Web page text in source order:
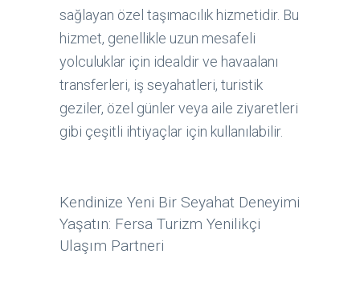
sağlayan özel taşımacılık hizmetidir. Bu
hizmet, genellikle uzun mesafeli
yolculuklar için idealdir ve havaalanı
transferleri, iş seyahatleri, turistik
geziler, özel günler veya aile ziyaretleri
gibi çeşitli ihtiyaçlar için kullanılabilir.
Kendinize Yeni Bir Seyahat Deneyimi
Yaşatın: Fersa Turizm Yenilikçi
Ulaşım Partneri